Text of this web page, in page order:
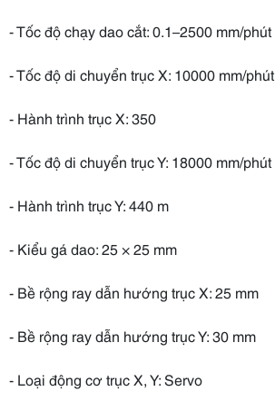
- Tốc độ chạy dao cắt: 0.1–2500 mm/phút
- Tốc độ di chuyển trục X: 10000 mm/phút
- Hành trình trục X: 350
- Tốc độ di chuyển trục Y: 18000 mm/phút
- Hành trình trục Y: 440 m
- Kiểu gá dao: 25 × 25 mm
- Bề rộng ray dẫn hướng trục X: 25 mm
- Bề rộng ray dẫn hướng trục Y: 30 mm
- Loại động cơ trục X, Y: Servo